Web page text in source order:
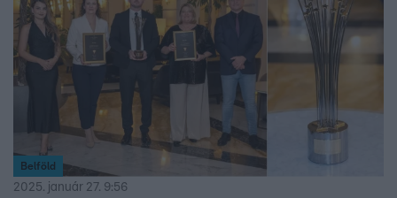
Belföld
2025. január 27. 9:56